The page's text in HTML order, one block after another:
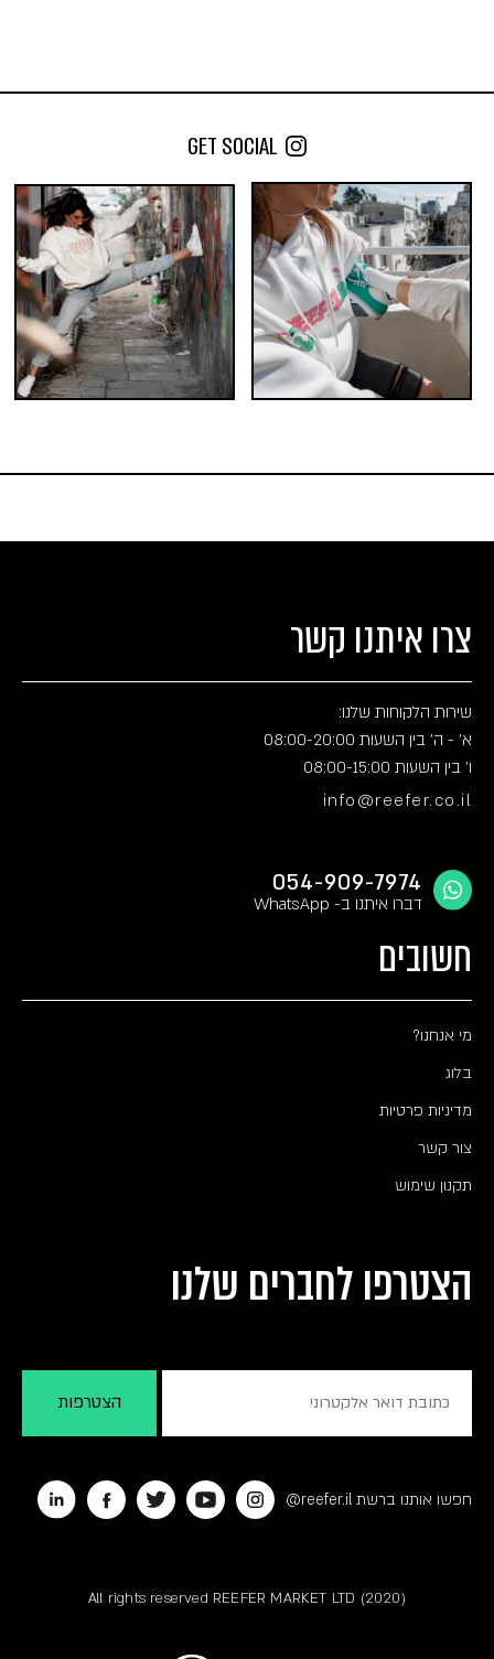
GET SOCIAL
צרו איתנו קשר
שירות הלקוחות שלנו:
א' - ה' בין השעות 08:00-20:00
ו' בין השעות 08:00-15:00
info@reefer.co.il
054-909-7974
דברו איתנו ב- WhatsApp
חשובים
מי אנחנו?
בלוג
מדיניות פרטיות
צור קשר
תקנון שימוש
הצטרפו לחברים שלנו
חפשו אותנו ברשת reefer.il@
All rights reserved REEFER MARKET LTD (2020)